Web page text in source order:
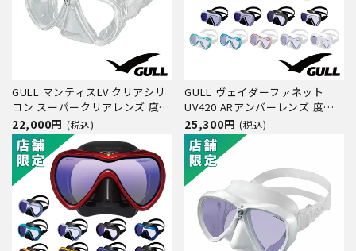
GULL マンティスLV クリアシリ
コン スーパークリアレンズ 度付
きレンズ対応 GM-1245C ダイビ
ング マスク
22,000円 (税込)
GULL ヴェイダーファネット
UV420 ARアンバーレンズ 度付
きレンズ（オーダー）対応 GM-
1296D GM-1297D ダイビング マ
スク
25,300円 (税込)